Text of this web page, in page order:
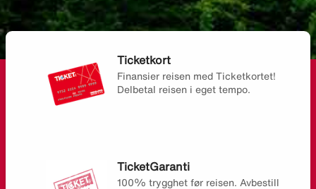
Ticketkort
Finansier reisen med Ticketkortet!
Delbetal reisen i eget tempo.
TicketGaranti
100% trygghet før reisen. Avbestill